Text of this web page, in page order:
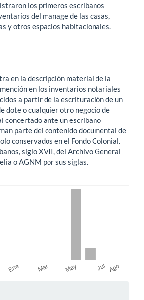
los primeros escribanos
del manage de las casas,
y otros espacios habitacionales.
en la descripción material de la
en los inventarios notariales
a partir de la escrituración de un
dote o cualquier otro negocio de
concertado ante un escribano
parte del contenido documental de
conservados en el Fondo Colonial.
siglo XVII, del Archivo General
o AGNM por sus siglas.